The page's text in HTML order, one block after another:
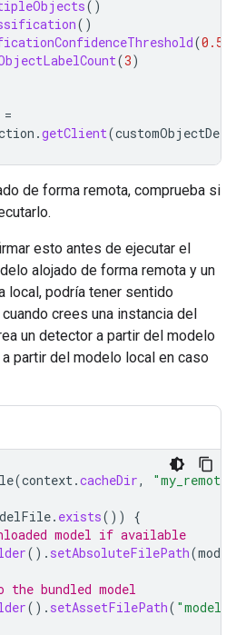
()
()
(0.5f
(3)
=
.getClient(
de forma remota, comprueba si
esto antes de ejecutar el
alojado de forma remota y un
local, podría tener sentido
crees una instancia del
un detector a partir del modelo
partir del modelo local en caso
(context.cacheDir,
. exists())
{
model if available
(). setAbsoluteFilePath(
bundled model
(). setAssetFilePath(